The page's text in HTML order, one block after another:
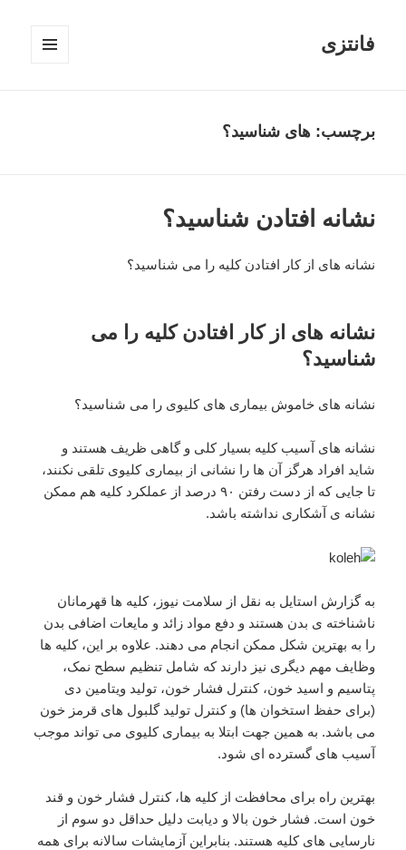
فانتزی
برچسب: های شناسید؟
نشانه افتادن شناسید؟
نشانه های از کار افتادن کلیه را می شناسید؟
نشانه های از کار افتادن کلیه را می
شناسید؟
نشانه های خاموش بیماری های کلیوی را می شناسید؟
نشانه های آسیب کلیه بسیار کلی و گاهی ظریف هستند و
شاید افراد هرگز آن ها را نشانی از بیماری کلیوی تلقی نکنند،
تا جایی که از دست رفتن ۹۰ درصد از عملکرد کلیه هم ممکن
نشانه ی آشکاری نداشته باشد.
به گزارش استایل به نقل از سلامت نیوز، کلیه ها قهرمانان
ناشناخته ی بدن هستند و دفع مواد زائد و مایعات اضافی بدن
را به بهترین شکل ممکن انجام می دهند. علاوه بر این، کلیه ها
وظایف مهم دیگری نیز دارند که شامل تنظیم سطح نمک،
پتاسیم و اسید خون، کنترل فشار خون، تولید ویتامین دی
(برای حفظ استخوان ها) و کنترل تولید گلبول های قرمز خون
می باشد. به همین جهت ابتلا به بیماری کلیوی می تواند موجب
آسیب های گسترده ای شود.
بهترین راه برای محافظت از کلیه ها، کنترل فشار خون و قند
خون است. فشار خون بالا و دیابت دلیل حداقل دو سوم از
نارسایی های کلیه هستند. بنابراین آزمایشات سالانه برای همه